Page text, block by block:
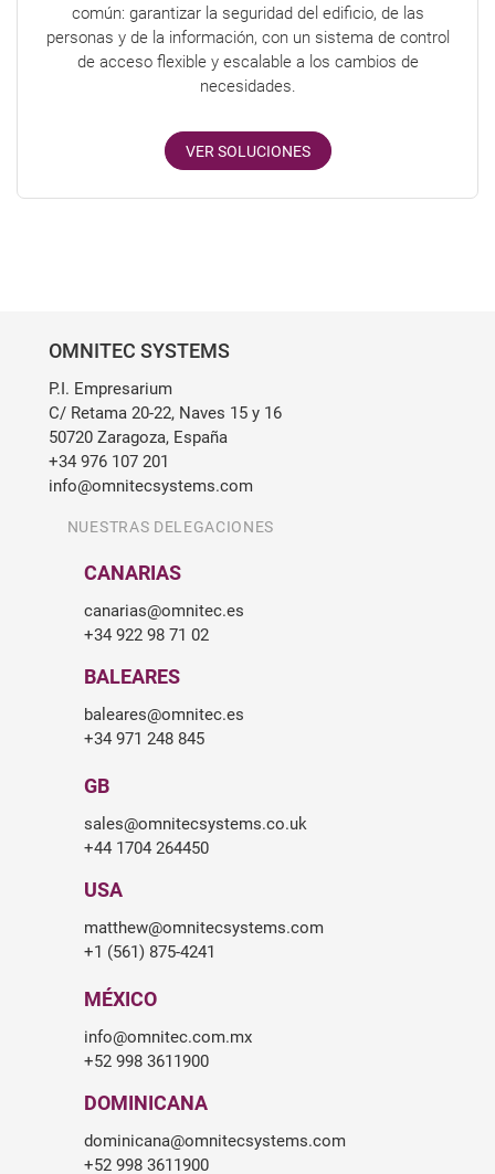
común: garantizar la seguridad del edificio, de las
personas y de la información, con un sistema de control
de acceso flexible y escalable a los cambios de
necesidades.
VER SOLUCIONES
OMNITEC SYSTEMS
P.I. Empresarium
C/ Retama 20-22, Naves 15 y 16
50720 Zaragoza, España
+34 976 107 201
info@omnitecsystems.com
NUESTRAS DELEGACIONES
CANARIAS
canarias@omnitec.es
+34 922 98 71 02
BALEARES
baleares@omnitec.es
+34 971 248 845
GB
sales@omnitecsystems.co.uk
+44 1704 264450
USA
matthew@omnitecsystems.com
+1 (561) 875-4241
MÉXICO
info@omnitec.com.mx
+52 998 3611900
DOMINICANA
dominicana@omnitecsystems.com
+52 998 3611900